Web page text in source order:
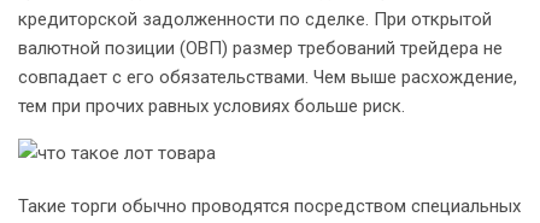
кредиторской задолженности по сделке. При открытой
валютной позиции (ОВП) размер требований трейдера не
совпадает с его обязательствами. Чем выше расхождение,
тем при прочих равных условиях больше риск.
Такие торги обычно проводятся посредством специальных